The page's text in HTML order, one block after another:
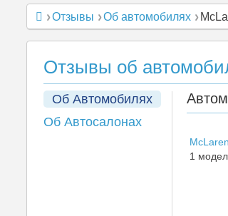
Отзывы Об автомобилях
Отзывы об
Об Автомобилях
Об Автосалонах
1